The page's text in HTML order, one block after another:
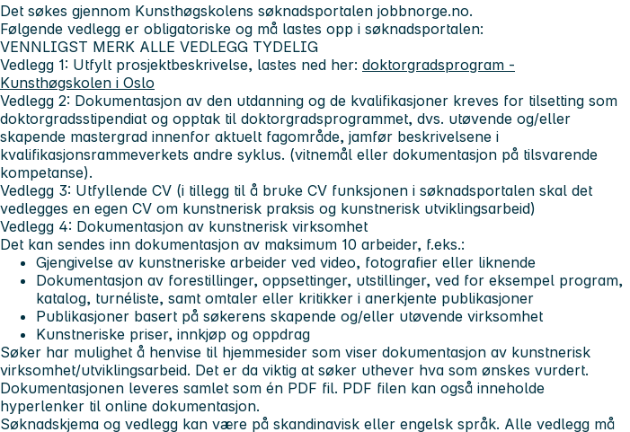
Det søkes gjennom Kunsthøgskolens søknadsportalen jobbnorge.no.
Følgende vedlegg er obligatoriske og må lastes opp i søknadsportalen:
VENNLIGST MERK ALLE VEDLEGG TYDELIG
Vedlegg 1: Utfylt prosjektbeskrivelse, lastes ned her: doktorgradsprogram -
Kunsthøgskolen i Oslo
Vedlegg 2: Dokumentasjon av den utdanning og de kvalifikasjoner kreves for tilsetting som
doktorgradsstipendiat og opptak til doktorgradsprogrammet, dvs. utøvende og/eller
skapende mastergrad innenfor aktuelt fagområde, jamfør beskrivelsene i
kvalifikasjonsrammeverkets andre syklus. (vitnemål eller dokumentasjon på tilsvarende
kompetanse).
Vedlegg 3: Utfyllende CV (i tillegg til å bruke CV funksjonen i søknadsportalen skal det
vedlegges en egen CV om kunstnerisk praksis og kunstnerisk utviklingsarbeid)
Vedlegg 4: Dokumentasjon av kunstnerisk virksomhet
Det kan sendes inn dokumentasjon av maksimum 10 arbeider, f.eks.:
Gjengivelse av kunstneriske arbeider ved video, fotografier eller liknende
Dokumentasjon av forestillinger, oppsettinger, utstillinger, ved for eksempel program,
katalog, turnéliste, samt omtaler eller kritikker i anerkjente publikasjoner
Publikasjoner basert på søkerens skapende og/eller utøvende virksomhet
Kunstneriske priser, innkjøp og oppdrag
Søker har mulighet å henvise til hjemmesider som viser dokumentasjon av kunstnerisk
virksomhet/utviklingsarbeid. Det er da viktig at søker uthever hva som ønskes vurdert.
Dokumentasjonen leveres samlet som én PDF fil. PDF filen kan også inneholde
hyperlenker til online dokumentasjon.
Søknadskjema og vedlegg kan være på skandinavisk eller engelsk språk. Alle vedlegg må